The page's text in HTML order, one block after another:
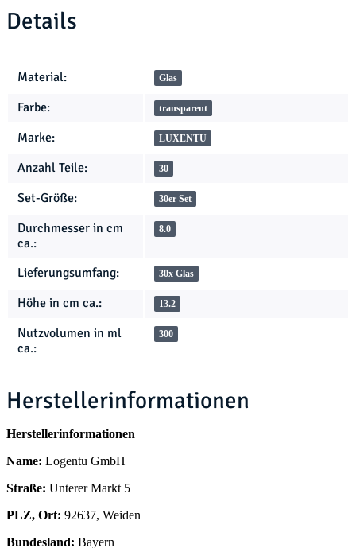
Details
Produkteigenschaft
Wert
Material: Glas
Farbe: transparent
Marke: LUXENTU
Anzahl Teile: 30
Set-Größe: 30er Set
Durchmesser in cm
ca.:
8.0
Lieferungsumfang: 30x Glas
Höhe in cm ca.: 13.2
Nutzvolumen in ml
ca.:
300
Herstellerinformationen
Herstellerinformationen
Name: Logentu GmbH
Straße: Unterer Markt 5
PLZ, Ort: 92637, Weiden
Bundesland: Bayern